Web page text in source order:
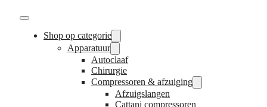
Shop op categorie
Apparatuur
Autoclaaf
Chirurgie
Compressoren & afzuiging
Afzuigslangen
Cattani compressoren